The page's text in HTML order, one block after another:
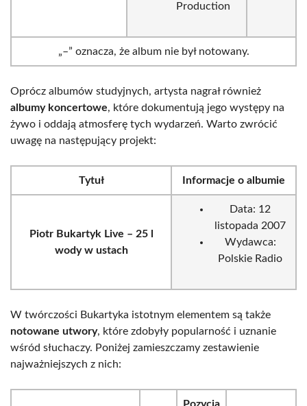
Production
„–” oznacza, że album nie był notowany.
Oprócz albumów studyjnych, artysta nagrał również
albumy koncertowe, które dokumentują jego występy na
żywo i oddają atmosferę tych wydarzeń. Warto zwrócić
uwagę na następujący projekt:
Tytuł Informacje o albumie
Piotr Bukartyk Live – 25 l
wody w ustach
Data: 12
listopada 2007
Wydawca:
Polskie Radio
W twórczości Bukartyka istotnym elementem są także
notowane utwory, które zdobyły popularność i uznanie
wśród słuchaczy. Poniżej zamieszczamy zestawienie
najważniejszych z nich: